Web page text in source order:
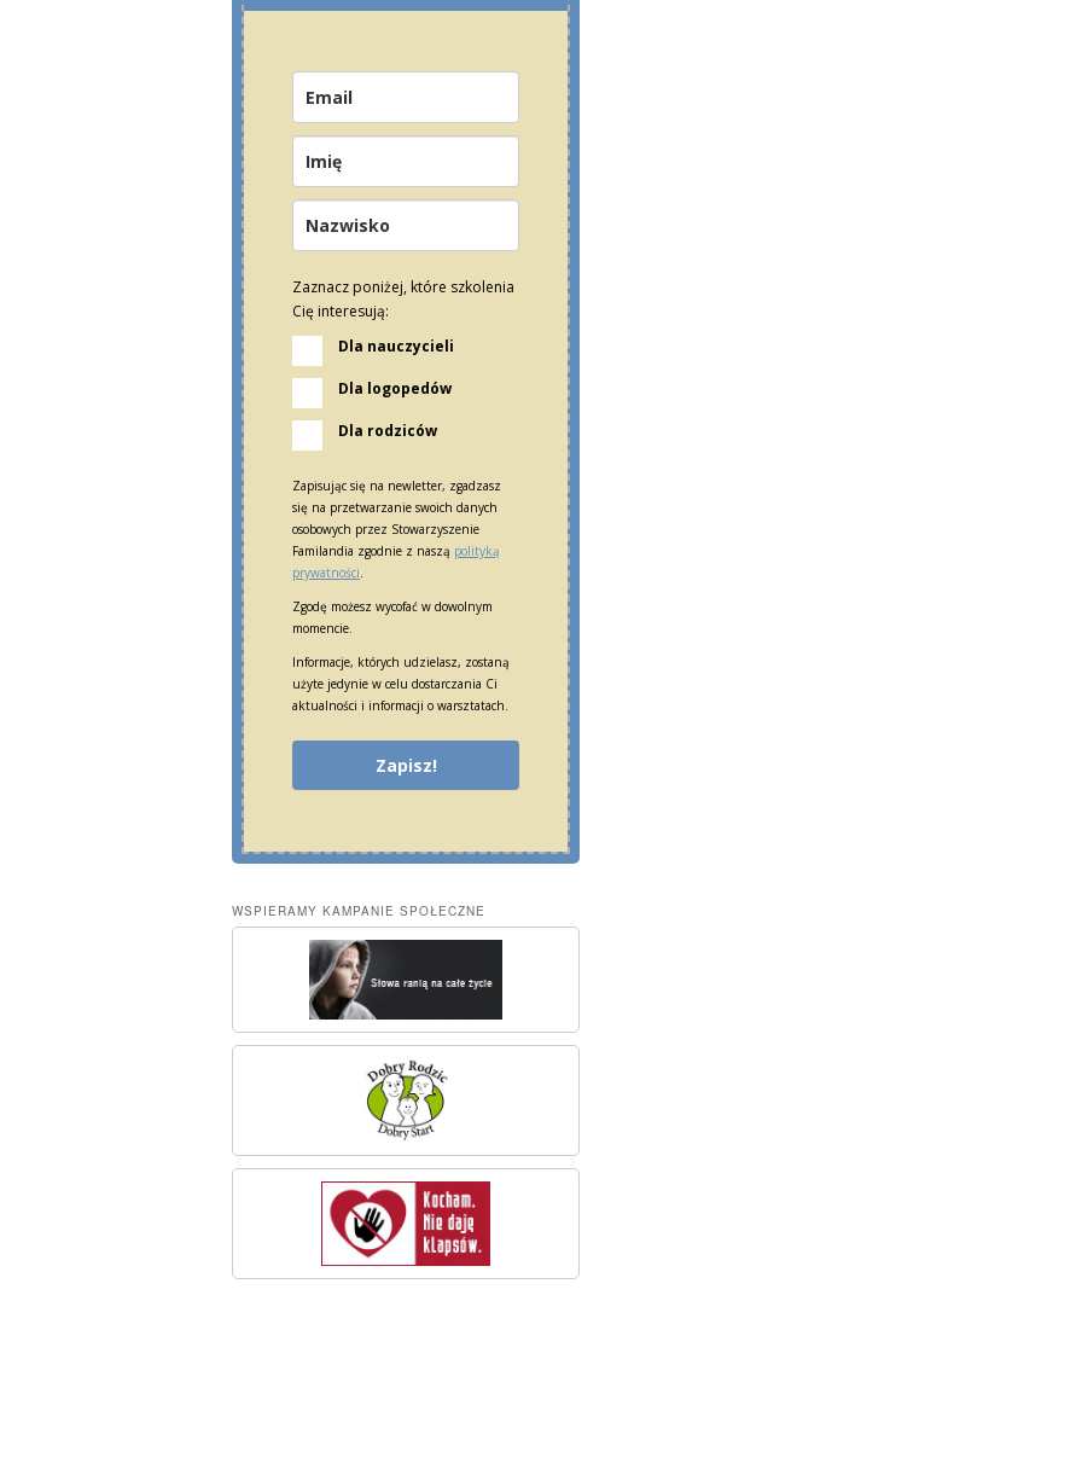
Zaznacz poniżej, które szkolenia
Cię interesują:
Dla nauczycieli
Dla logopedów
Dla rodziców
Zapisując się na newletter, zgadzasz
się na przetwarzanie swoich danych
osobowych przez Stowarzyszenie
Familandia zgodnie z naszą polityką
prywatności
Zgodę możesz wycofać w dowolnym
momencie.
Informacje, których udzielasz, zostaną
użyte jedynie w celu dostarczania Ci
aktualności i informacji o warsztatach.
Zapisz!
WSPIERAMY KAMPANIE SPOŁECZNE